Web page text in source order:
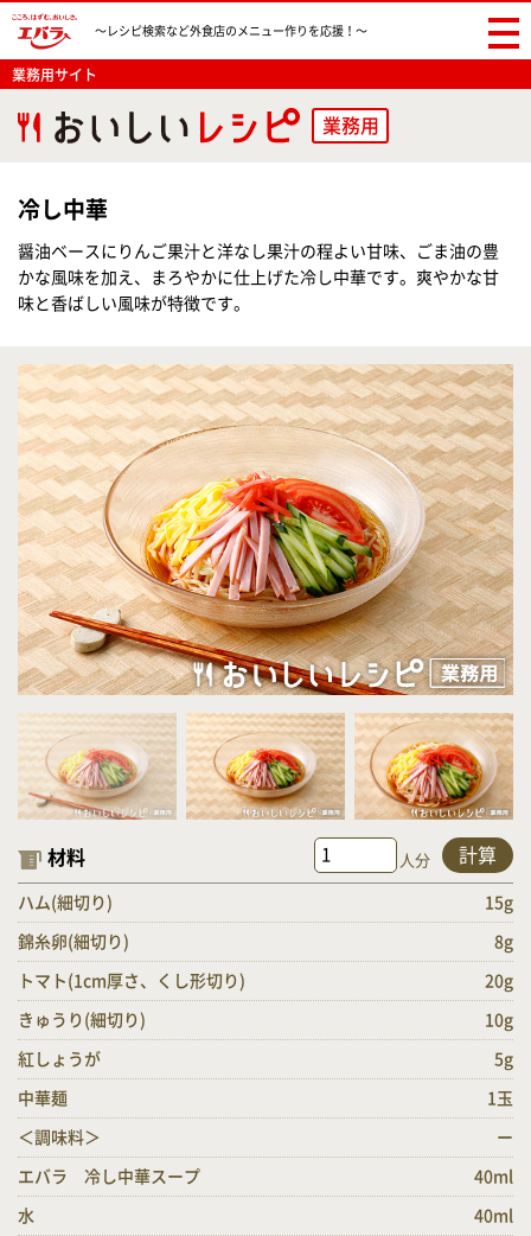
〜レシピ検索など外食店のメニュー作りを応援！〜
業務用サイト
業務用
冷し中華
醤油ベースにりんご果汁と洋なし果汁の程よい甘味、ごま油の豊
かな風味を加え、まろやかに仕上げた冷し中華です。爽やかな甘
味と香ばしい風味が特徴です。
材料 人分 計算
ハム(細切り) 15g
錦糸卵(細切り) 8g
トマト(1cm厚さ、くし形切り) 20g
きゅうり(細切り) 10g
紅しょうが 5g
中華麺 1玉
＜調味料＞ ー
エバラ 冷し中華スープ 40ml
水 40ml